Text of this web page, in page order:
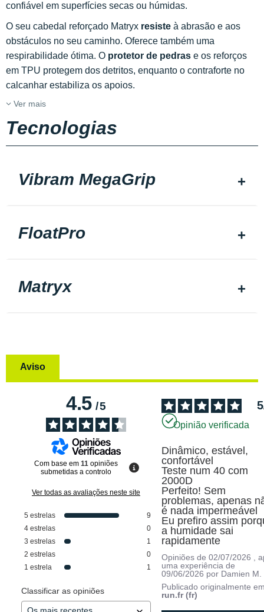
confiável em superfícies secas ou húmidas.
O seu cabedal reforçado Matryx resiste à abrasão e aos
obstáculos no seu caminho. Oferece também uma
respirabilidade ótima. O protetor de pedras e os reforços
em TPU protegem dos detritos, enquanto o contraforte no
calcanhar estabiliza os apoios.
Ver mais
Tecnologias
Vibram MegaGrip
FloatPro
Matryx
Aviso
4.5/5
Com base em 11 opiniões
submetidas a controlo
Ver todas as avaliações neste site
5 estrelas
9
4 estrelas
0
3 estrelas
1
2 estrelas
0
1 estrela 1
Classificar as opiniões
5
Opinião verificada
Dinâmico, estável,
confortável
Teste num 40 com
2000D
Perfeito! Sem
problemas, apenas
é nada impermeável
Eu prefiro assim
a humidade sai
rapidamente
Opiniões de02/07/2026
,
uma experiência de
09/06/2026 por Damien M.
Publicado originalmente
run.fr (fr)